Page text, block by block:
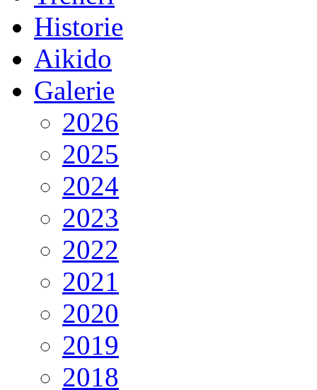
Historie
Aikido
Galerie
2026
2025
2024
2023
2022
2021
2020
2019
2018